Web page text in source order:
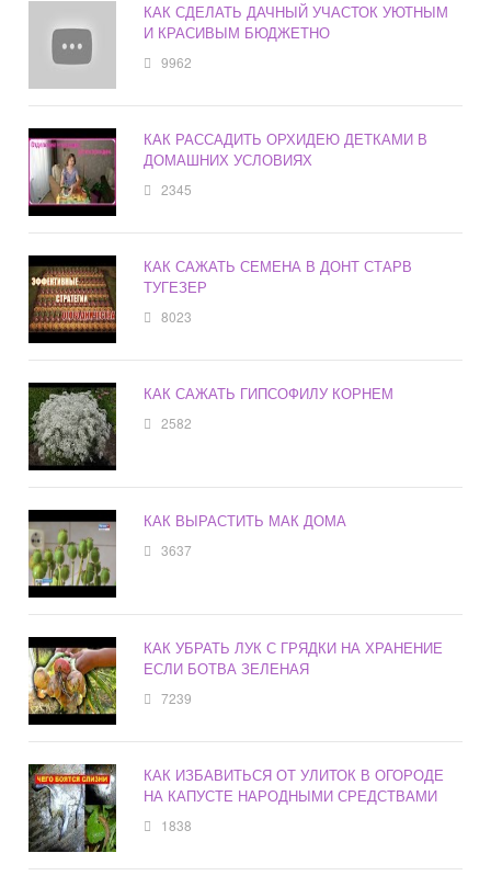
КАК СДЕЛАТЬ ДАЧНЫЙ УЧАСТОК УЮТНЫМ
И КРАСИВЫМ БЮДЖЕТНО
9962
КАК РАССАДИТЬ ОРХИДЕЮ ДЕТКАМИ В
ДОМАШНИХ УСЛОВИЯХ
2345
КАК САЖАТЬ СЕМЕНА В ДОНТ СТАРВ
ТУГЕЗЕР
8023
КАК САЖАТЬ ГИПСОФИЛУ КОРНЕМ
2582
КАК ВЫРАСТИТЬ МАК ДОМА
3637
КАК УБРАТЬ ЛУК С ГРЯДКИ НА ХРАНЕНИЕ
ЕСЛИ БОТВА ЗЕЛЕНАЯ
7239
КАК ИЗБАВИТЬСЯ ОТ УЛИТОК В ОГОРОДЕ
НА КАПУСТЕ НАРОДНЫМИ СРЕДСТВАМИ
1838